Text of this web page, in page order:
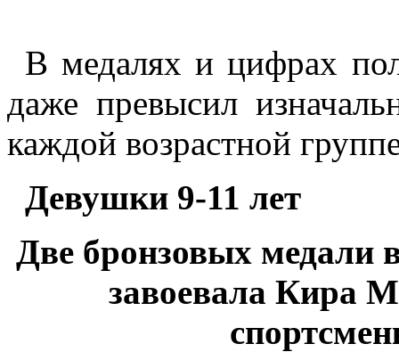
В медалях и цифрах
даже превысил
каждой возрастной
Девушки 9-11 лет
Две бронзовых медали
завоевала Кира